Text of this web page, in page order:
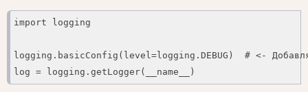
import logging
logging.basicConfig(level=logging.DEBUG)  # <-
log = logging.getLogger(__name__)